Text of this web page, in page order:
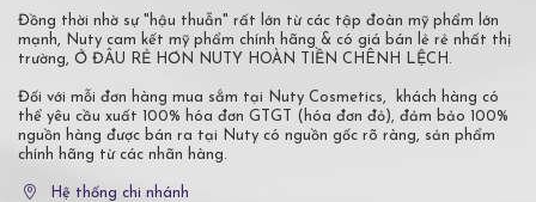
Đồng thời nhờ sự "hậu thuẫn" rất lớn từ các tập đoàn mỹ phẩm lớn
mạnh, Nuty cam kết mỹ phẩm chính hãng & có giá bán lẻ rẻ nhất thị
trường, Ở ĐÂU RẺ HƠN NUTY HOÀN TIỀN CHÊNH LỆCH.
Đối với mỗi đơn hàng mua sắm tại Nuty Cosmetics, khách hàng có
thể yêu cầu xuất 100% hóa đơn GTGT (hóa đơn đỏ), đảm bảo 100%
nguồn hàng được bán ra tại Nuty có nguồn gốc rõ ràng, sản phẩm
chính hãng từ các nhãn hàng.
Hệ thống chi nhánh